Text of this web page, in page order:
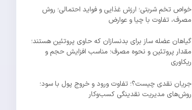
خواص تخم شربتی؛ ارزش غذایی و فواید احتمالی؛ روش
مصرف، تفاوت با چیا و عوارض
گیاهان عضله ساز برای بدنسازان که حاوی پروتئین هستند؛
مقدار پروتئین و نحوه مصرف؛ مناسب افزایش حجم و
ریکاوری
جریان نقدی چیست؟؛ تفاوت ورود و خروج پول با سود؛
روش‌های مدیریت نقدینگی کسب‌وکار